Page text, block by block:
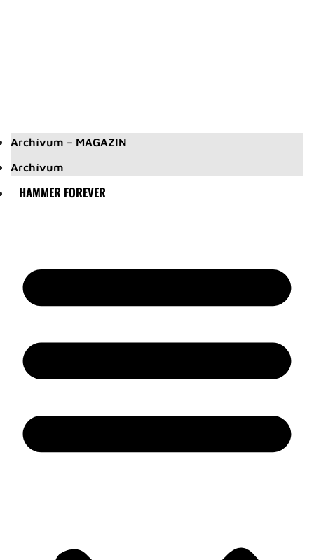
Archívum – MAGAZIN
Archívum
HAMMER FOREVER